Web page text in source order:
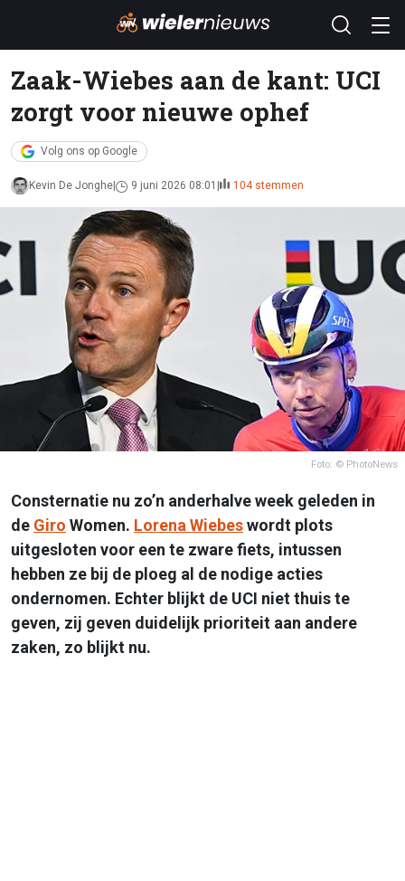
Zaak-Wiebes aan de kant: UCI
zorgt voor nieuwe ophef
Volg ons op Google
Kevin De Jonghe 9 juni 2026 08:01 104 stemmen
Foto: © PhotoNews
Consternatie nu zo’n anderhalve week geleden in
de Giro Women. Lorena Wiebeswordt plots
uitgesloten voor een te zware fiets, intussen
hebben ze bij de ploeg al de nodige acties
ondernomen. Echter blijkt de UCI niet thuis te
geven, zij geven duidelijk prioriteit aan andere
zaken, zo blijkt nu.